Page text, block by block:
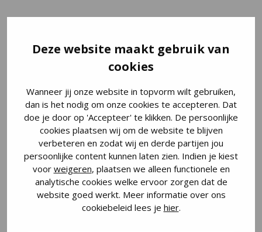
Deze website maakt gebruik van
cookies
Wanneer jij onze website in topvorm wilt gebruiken,
dan is het nodig om onze cookies te accepteren. Dat
doe je door op 'Accepteer' te klikken. De persoonlijke
cookies plaatsen wij om de website te blijven
verbeteren en zodat wij en derde partijen jou
persoonlijke content kunnen laten zien. Indien je kiest
voor weigeren, plaatsen we alleen functionele en
analytische cookies welke ervoor zorgen dat de
website goed werkt. Meer informatie over ons
cookiebeleid lees je hier.
PUUR KOZIJN
PASSIE. PERFECTIE. OP
MAAT.